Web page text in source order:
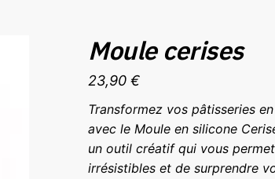
Moule cerises
23,90€
Transformez vos pâtisseries
avec le Moule en silicone
un outil créatif qui vous
irrésistibles et de surprendre